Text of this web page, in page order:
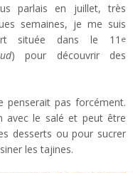
parlais en juillet, très
semaines, je me suis
située dans le 11 e
) pour découvrir des
penserait pas forcément.
avec le salé et peut être
desserts ou pour sucrer
les tajines.